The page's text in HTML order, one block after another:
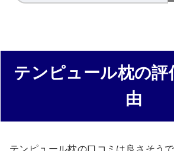
テンピュール枕の評
由
テンピュール枕の口コミは良さそう